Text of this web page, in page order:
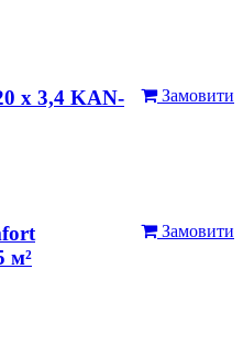
Замовити
х 3,4 KAN-
Замовити
м²